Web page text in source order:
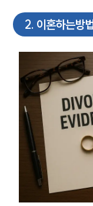
2. 이혼하는방